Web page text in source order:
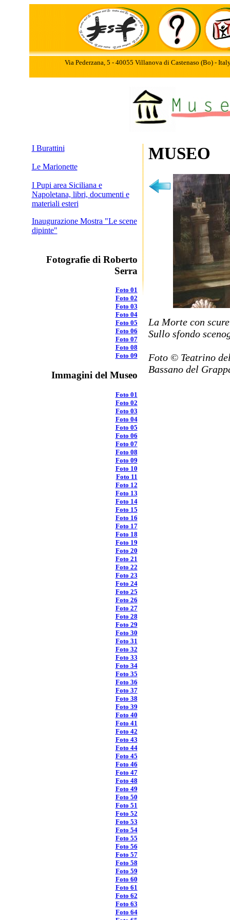
Via Pederzana, 5 - 40055 Villanova di Castenaso (Bo) -
I Burattini
Le Marionette
I Pupi area Siciliana e
Napoletana, libri, documenti e
materiali esteri
Inaugurazione Mostra "Le scene
dipinte"
Fotografie di Roberto
Serra
Foto 01
Foto 02
Foto 03
Foto 04
Foto 05
Foto 06
Foto 07
Foto 08
Foto 09
Immagini del Museo
Foto 01
Foto 02
Foto 03
Foto 04
Foto 05
Foto 06
Foto 07
Foto 08
Foto 09
Foto 10
Foto 11
Foto 12
Foto 13
Foto 14
Foto 15
Foto 16
Foto 17
Foto 18
Foto 19
Foto 20
Foto 21
Foto 22
Foto 23
Foto 24
Foto 25
Foto 26
Foto 27
Foto 28
Foto 29
Foto 30
Foto 31
Foto 32
Foto 33
Foto 34
Foto 35
Foto 36
Foto 37
Foto 38
Foto 39
Foto 40
Foto 41
Foto 42
Foto 43
Foto 44
Foto 45
Foto 46
Foto 47
Foto 48
Foto 49
Foto 50
Foto 51
Foto 52
Foto 53
Foto 54
Foto 55
Foto 56
Foto 57
Foto 58
Foto 59
Foto 60
Foto 61
Foto 62
Foto 63
Foto 64
MUSEO
La Morte con
Sullo sfondo
Foto © Teatrino
Bassano del